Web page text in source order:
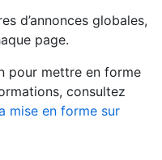
d’annonces globales,
page.
pour mettre en forme
consultez
mise en forme sur